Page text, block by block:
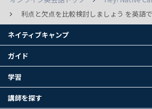
利点と欠点を比較検討しましょう を英語
ネイティブキャンプ
ガイド
学習
講師を探す